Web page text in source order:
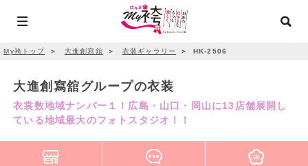
My袴トップ ＞ 大進創寫舘 ＞ 衣装ギャラリー ＞ HK-2506
大進創寫舘グループの衣装
衣裳数地域ナンバー１！広島・山口・岡山に13店舗展開し
ている地域最大のフォトスタジオ！！